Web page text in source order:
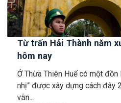
Từ trấn Hải Thành năm
hôm nay
Ở Thừa Thiên Huế có một
nhị” được xây dựng cách đây
vẫn...